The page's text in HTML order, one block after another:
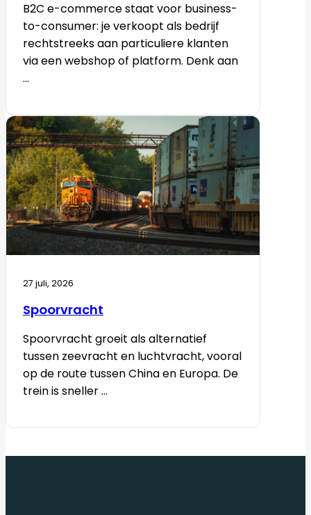
B2C e-commerce staat voor business-
to-consumer: je verkoopt als bedrijf
rechtstreeks aan particuliere klanten
via een webshop of platform. Denk aan
...
27 juli, 2026
Spoorvracht
Spoorvracht groeit als alternatief
tussen zeevracht en luchtvracht, vooral
op de route tussen China en Europa. De
trein is sneller ...